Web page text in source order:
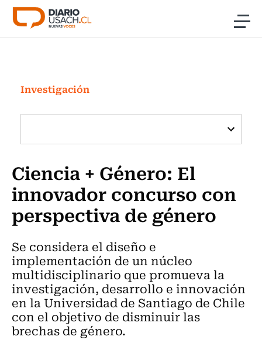
Click acá para ir directamente al contenido
Investigación
Cultura
Programas Radio y TV Usach
Investigación
Ciencia + Género: El
innovador concurso con
perspectiva de género
Se considera el diseño e
implementación de un núcleo
multidisciplinario que promueva la
investigación, desarrollo e innovación
en la Universidad de Santiago de Chile
con el objetivo de disminuir las
brechas de género.